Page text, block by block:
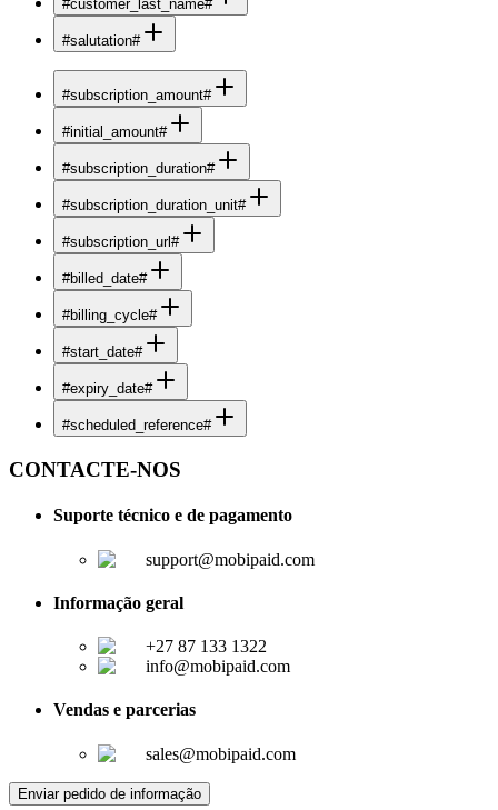
#customer_last_name#
#salutation#
#subscription_amount#
#initial_amount#
#subscription_duration#
#subscription_duration_unit#
#subscription_url#
#billed_date#
#billing_cycle#
#start_date#
#expiry_date#
#scheduled_reference#
CONTACTE-NOS
Suporte técnico e de pagamento
support@mobipaid.com
Informação geral
+27 87 133 1322
info@mobipaid.com
Vendas e parcerias
sales@mobipaid.com
Enviar pedido de informação